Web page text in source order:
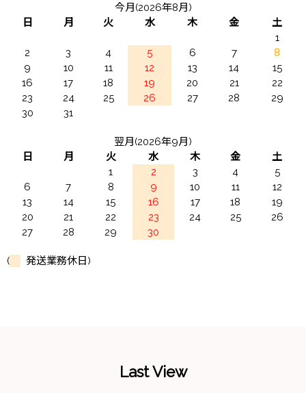
今月(2026年8月)
日
月 火 水 木 金
土
1
2
3 4 5 6 7
8
9
10 11 12 13 14
15
16
17 18 19 20 21
22
23
24 25 26 27 28
29
30
31
翌月(2026年9月)
日
月 火 水 木 金
土
1
2 3 4
5
6
7 8 9 10 11
12
13
14 15 16 17 18
19
20
21 22 23 24 25
26
27
28 29 30
( 発送業務休日)
Last View